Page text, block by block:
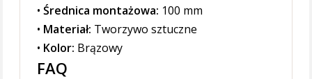
•Średnica montażowa: 100 mm
• Materiał: Tworzywo sztuczne
• Kolor: Brązowy
FAQ